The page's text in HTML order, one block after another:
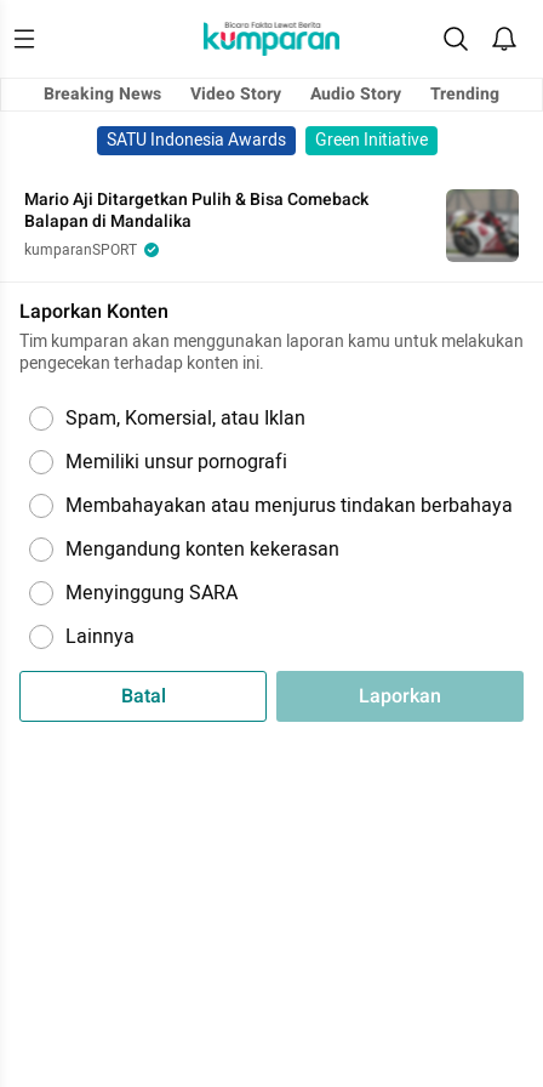
Breaking News Video Story Audio Story
Trending
SATU Indonesia Awards
Green Initiative
Mario Aji Ditargetkan Pulih & Bisa Comeback
Balapan di Mandalika
kumparanSPORT
Laporkan Konten
Tim kumparan akan menggunakan laporan kamu untuk melakukan
pengecekan terhadap konten ini.
Spam, Komersial, atau Iklan
Memiliki unsur pornografi
Membahayakan atau menjurus tindakan berbahaya
Mengandung konten kekerasan
Menyinggung SARA
Lainnya
Batal Laporkan